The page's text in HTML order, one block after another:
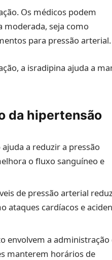
Os médicos podem
moderada, seja como
para pressão arterial.
a isradipina ajuda a
da hipertensão
a reduzir a pressão
o fluxo sanguíneo e
de pressão arterial
ataques cardíacos e
envolvem a administração
manterem horários de